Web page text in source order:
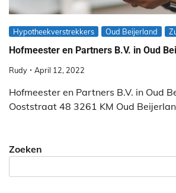
Hypotheekverstrekkers Oud Beijerland
Hofmeester en Partners B.V. in Oud
Rudy April 12, 2022
Hofmeester en Partners B.V. in Oud
Ooststraat 48 3261 KM Oud
Zoeken